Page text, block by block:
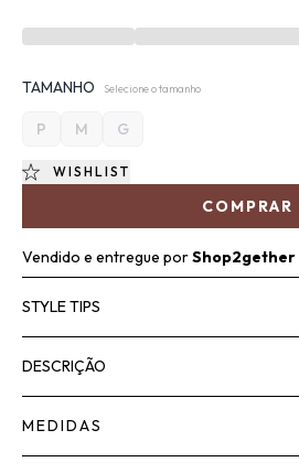
TAMANHO Selecione o tamanho
P M G
COMPRAR
WISHLIST
Vendido e entregue porShop2gether
STYLE TIPS
DESCRIÇÃO
MEDIDAS